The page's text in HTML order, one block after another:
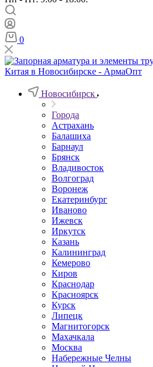
0
Новосибирск
Города
Астрахань
Балашиха
Барнаул
Брянск
Владивосток
Волгоград
Воронеж
Екатеринбург
Иваново
Ижевск
Иркутск
Казань
Калининград
Кемерово
Киров
Краснодар
Красноярск
Курск
Липецк
Магнитогорск
Махачкала
Москва
Набережные Челны